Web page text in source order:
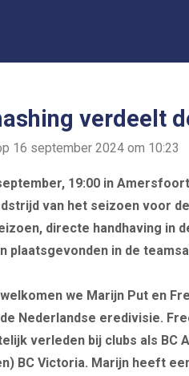
verdeelt
16 september 2024 om 10:23
19:00 in
van het seizoen voor
directe handhaving in
plaatsgevonden in de
we Marijn Put en
Nederlandse eredivisie.
verleden bij clubs als BC
BC Victoria. Marijn heeft